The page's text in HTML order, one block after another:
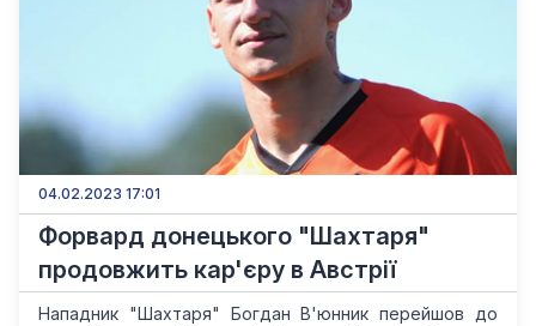
04.02.2023 17:01
Форвард донецького "Шахтаря"
продовжить кар'єру в Австрії
Нападник "Шахтаря" Богдан В'юнник перейшов до